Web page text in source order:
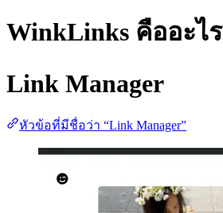
WinkLinks คืออะไร
Link Manager
หัวข้อที่มีชื่อว่า “Link Manager”